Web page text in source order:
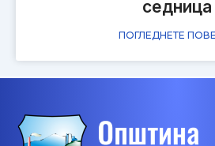
седница
ПОГЛЕДНЕТЕ